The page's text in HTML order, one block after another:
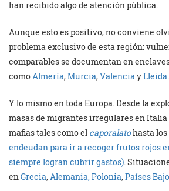
han recibido algo de atención pública.
Aunque esto es positivo, no conviene
problema exclusivo de esta región:
comparables se documentan en
comoAlmería,Murcia,ValenciayLleida.
Y lo mismo en toda Europa. Desde la
masas de migrantes irregulares en
mafias tales como el caporalatohasta los
endeudan para ir a recoger frutos rojos
siempre logran cubrir gastos).
enGrecia,Alemania, Polonia,Países